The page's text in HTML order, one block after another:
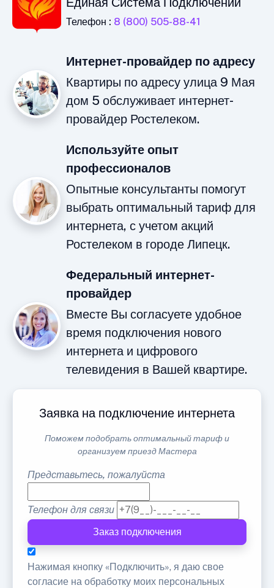
Телефон : 8 (800) 505-88-41
Интернет-провайдер по адресу
Квартиры по адресу улица 9 Мая
дом 5 обслуживает интернет-
провайдер Ростелеком.
Используйте опыт
профессионалов
Опытные консультанты помогут
выбрать оптимальный тариф для
интернета, с учетом акций
Ростелеком в городе Липецк.
Федеральный интернет-
провайдер
Вместе Вы согласуете удобное
время подключения нового
интернета и цифрового
телевидения в Вашей квартире.
Заявка на подключение интернета
Поможем подобрать оптимальный тариф и
организуем приезд Мастера
Представьтесь, пожалуйста
Телефон для связи
Заказ подключения
Нажимая кнопку «Подключить», я даю свое
согласие на обработку моих персональных